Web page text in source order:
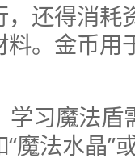
还得消耗
。金币用
学习魔法
魔法水晶”